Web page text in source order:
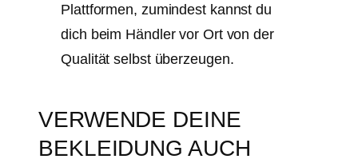
Plattformen, zumindest kannst du
dich beim Händler vor Ort von der
Qualität selbst überzeugen.
VERWENDE DEINE
BEKLEIDUNG AUCH